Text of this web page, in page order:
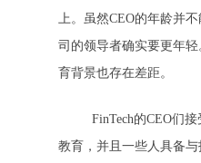
上。虽然CEO的年龄并
司的领导者确实要更年
育背景也存在差距。
FinTech的CEO们
教育，并且一些人具备